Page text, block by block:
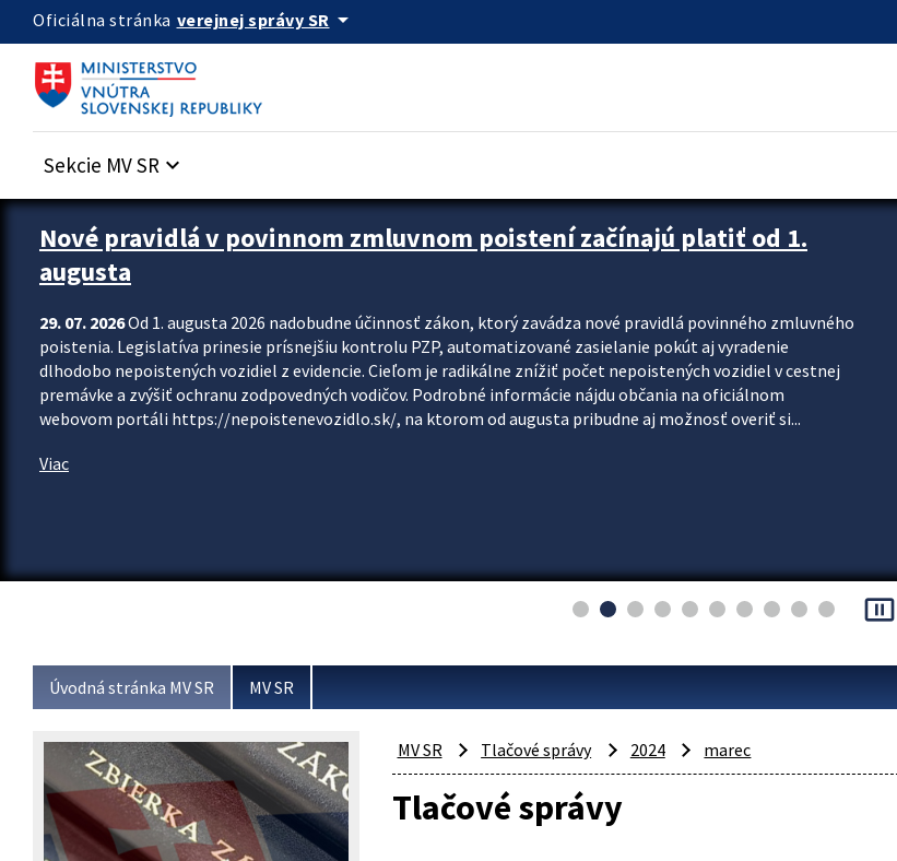
Preskocit na hlavný obsah
Oficiálna stránka verejnej správy SR arrow_drop_down
Sekcie MV SR keyboard_arrow_down
Zastavit automatický posun upútavok
Nové pravidlá v povinnom zmluvnom poistení začínajú platiť od 1.
augusta
29. 07. 2026Od 1. augusta 2026 nadobudne účinnosť zákon, ktorý zavádza nové pravidlá povinného zmluvného
poistenia. Legislatíva prinesie prísnejšiu kontrolu PZP, automatizované zasielanie pokút aj vyradenie
dlhodobo nepoistených vozidiel z evidencie. Cieľom je radikálne znížiť počet nepoistených vozidiel v cestnej
premávke a zvýšiť ochranu zodpovedných vodičov. Podrobné informácie nájdu občania na oficiálnom
webovom portáli https://nepoistenevozidlo.sk/, na ktorom od augusta pribudne aj možnosť overiť si...
Viac
pause_presentation
Úvodná stránka MV SR MV SR
MV SR Tlačové správy 2024 marec
Tlačové správy